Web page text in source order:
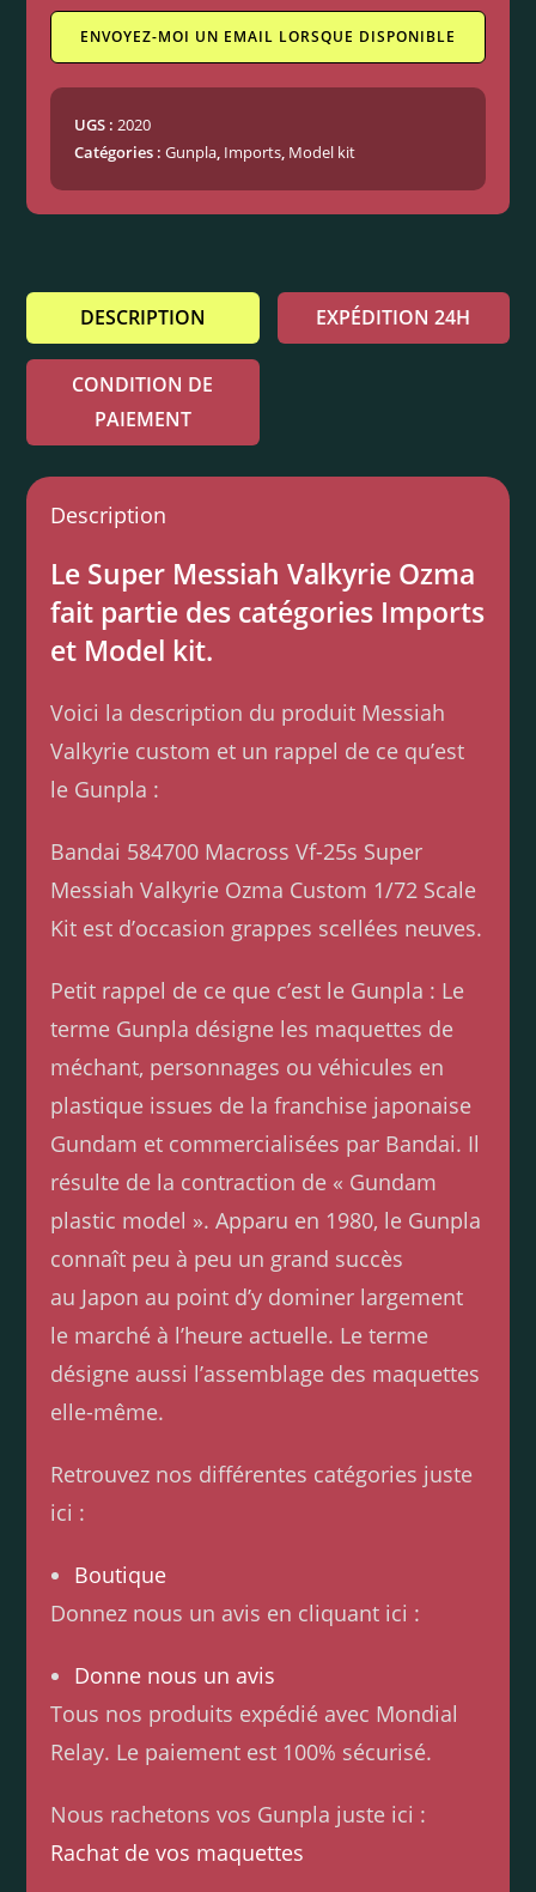
ENVOYEZ-MOI UN EMAIL LORSQUE DISPONIBLE
UGS :2020
Catégories :Gunpla, Imports, Model kit
DESCRIPTION EXPÉDITION 24H
CONDITION DE
PAIEMENT
Description
Le Super Messiah Valkyrie Ozma
fait partie des catégories Imports
et Model kit.
Voici la description du produit Messiah
Valkyrie custom et un rappel de ce qu’est
le Gunpla :
Bandai 584700 Macross Vf-25s Super
Messiah Valkyrie Ozma Custom 1/72 Scale
Kit est d’occasion grappes scellées neuves.
Petit rappel de ce que c’est le Gunpla : Le
terme Gunpla désigne les maquettes de
méchant, personnages ou véhicules en
plastique issues de la franchise japonaise
Gundam et commercialisées par Bandai. Il
résulte de la contraction de « Gundam
plastic model ». Apparu en 1980, le Gunpla
connaît peu à peu un grand succès
au Japon au point d’y dominer largement
le marché à l’heure actuelle. Le terme
désigne aussi l’assemblage des maquettes
elle-même.
Retrouvez nos différentes catégories juste
ici :
Boutique
Donnez nous un avis en cliquant ici :
Donne nous un avis
Tous nos produits expédié avec Mondial
Relay. Le paiement est 100% sécurisé.
Nous rachetons vos Gunpla juste ici :
Rachat de vos maquettes